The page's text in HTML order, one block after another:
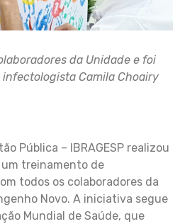
da Unidade e foi
Camila Choairy
Pública – IBRAGESP realizou
treinamento de
todos os colaboradores da
Novo. A iniciativa segue
Mundial de Saúde, que